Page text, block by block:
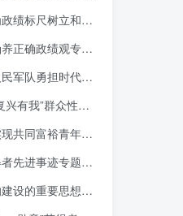
正确政绩观党课PPT模板
课PPT课件完整版可下载
时代使命党课ppt模板
育活动青年教育PPT模板下载
团支部主题团日活动PPT完整版
党支部七一建党节微党课幻灯片模板
讲稿党课团课思政PPT课件下载